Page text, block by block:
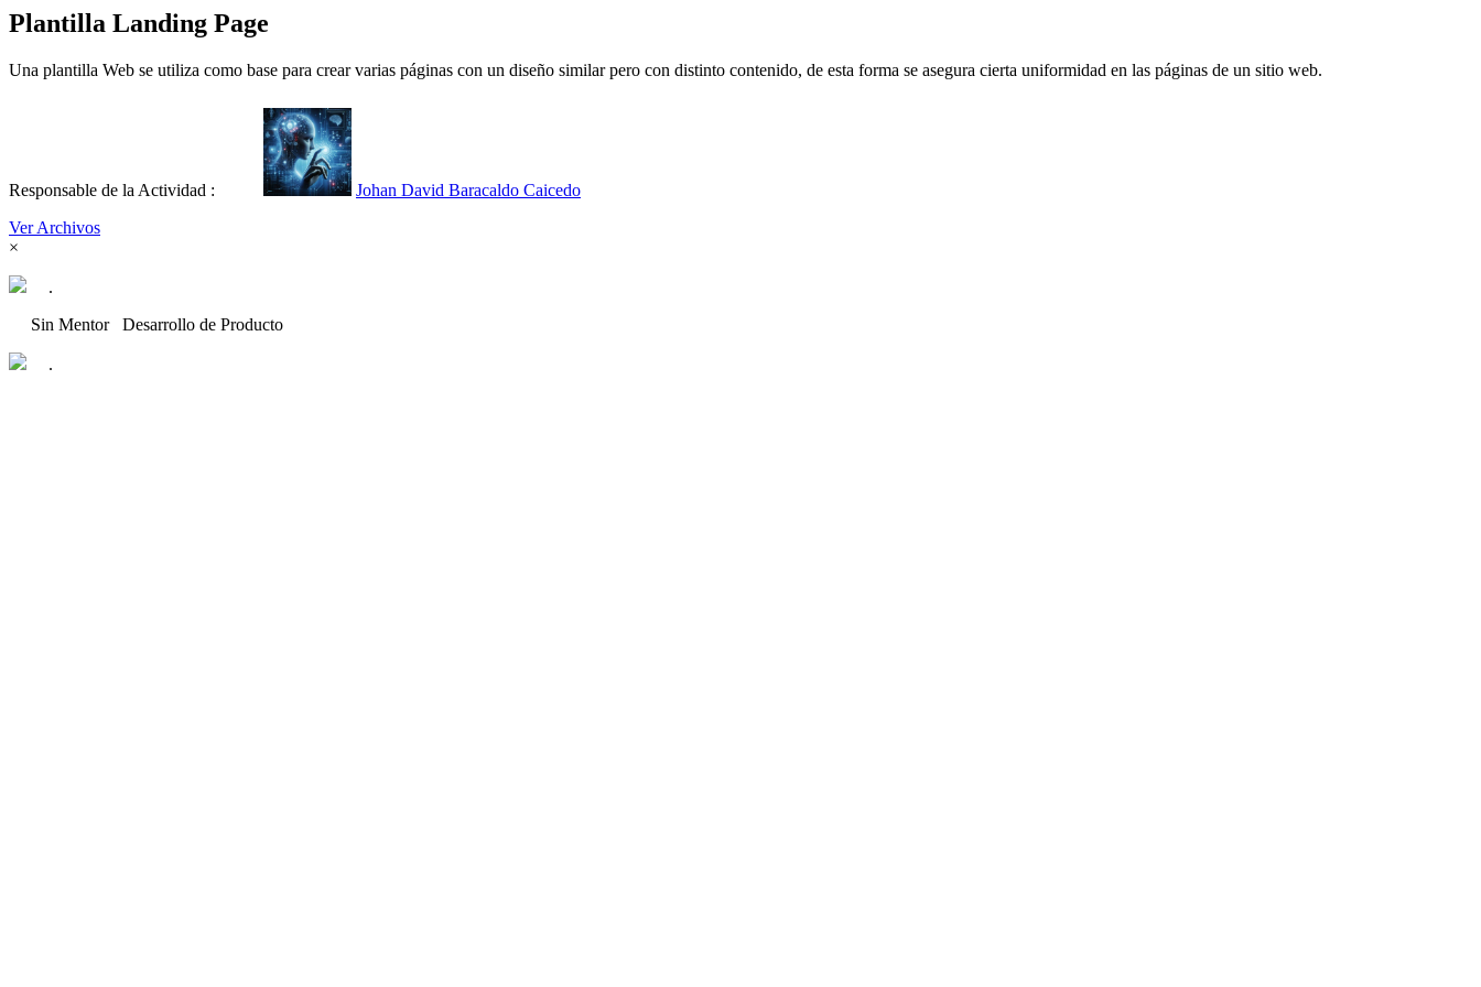
Plantilla Landing Page
Una plantilla Web se utiliza como base para crear varias páginas con un diseño similar pero con distinto contenido, de esta forma se asegura cierta uniformidad en las páginas de un sitio web.
Responsable de la Actividad :
Johan David Baracaldo Caicedo
Ver Archivos
×
.
Sin Mentor Desarrollo de Producto
.